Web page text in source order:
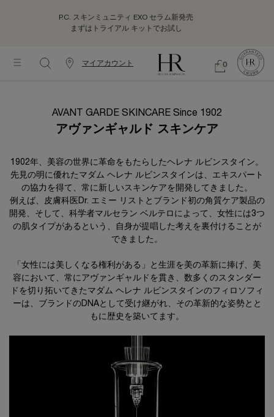
P.C. スキンミュニティ EXO セラム新発売
まずはトライアル キットでお試し
カ
ー
情
マイアカウント
シ
ン
グ
0
0 カート内の製品
AVANT GARDE SKINCARE Since 1902
アヴァンギャルド スキンケア
1902年、美容の世界に革命をもたらしたヘレナ ルビンスタイン。
先見の明に優れたマダム ヘレナ ルビンスタインは、エキスパート
の協力を得て、常に新しいスキンケアを開発してきました。
例えば、皮膚科医Dr. エミー リストとブランド初の角質ケア製品の
開発、そして、科学者マルセラン ベルテロによって、女性には3つ
の肌タイプがあるという、自身が提唱した考えを裏付けることが
できました。
「女性には美しくなる権利がある」と生涯を美の革新に捧げ、美
容において、常にアヴァンギャルドを貫き、数多くのスタンダー
ドを切り拓いてきたマダム ヘレナ ルビンスタインのフィロソフィ
ーは、ブランドのDNAとして受け継がれ、その革新的な姿勢とと
もに歴史を築いてます。